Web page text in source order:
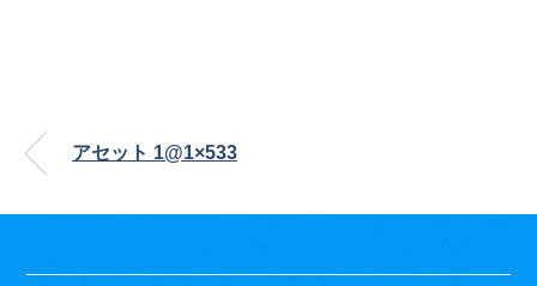
アセット 1@1×533